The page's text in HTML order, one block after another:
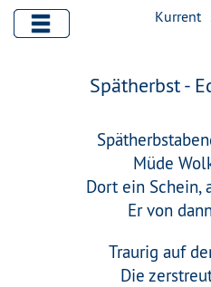
Kurrent
Spätherbst -
Müde
Dort ein Schein,
Er von
Traurig auf
Die